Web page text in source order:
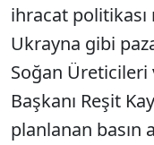
ihracat politikası
Ukrayna gibi
Soğan
Başkanı Reşit
planlanan basın